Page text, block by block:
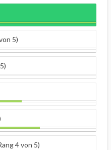
5)
4 von 5)